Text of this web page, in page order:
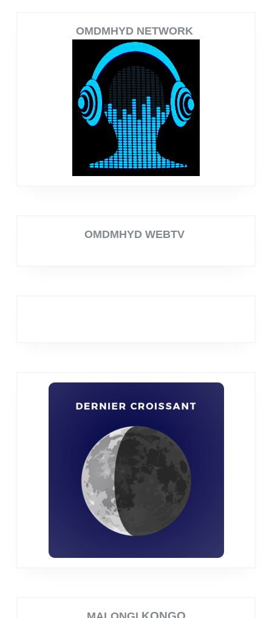
OMDMHYD NETWORK
OMDMHYD WEBTV